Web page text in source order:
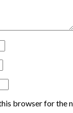
browser for the